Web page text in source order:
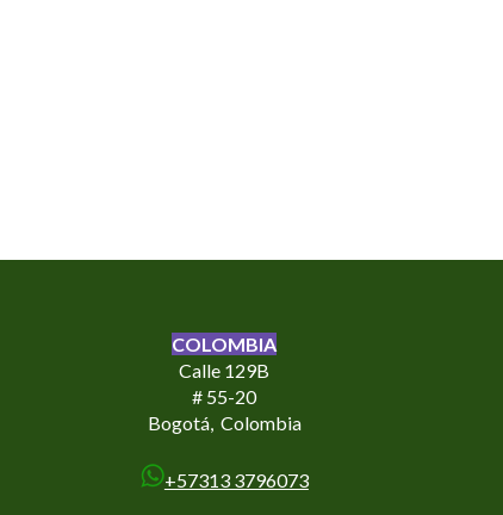
COLOMBIA
Calle 129B
# 55-20
Bogotá, Colombia
+57313 3796073